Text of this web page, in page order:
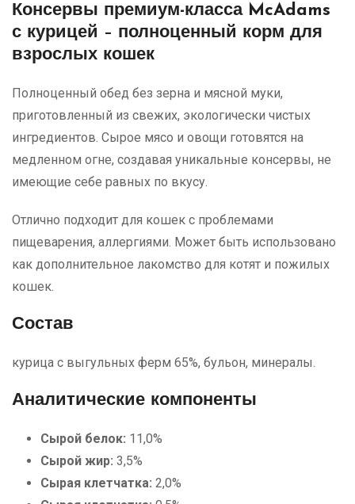
Консервы премиум-класса McAdams
с курицей – полноценный корм для
взрослых кошек
Полноценный обед без зерна и мясной муки,
приготовленный из свежих, экологически чистых
ингредиентов. Сырое мясо и овощи готовятся на
медленном огне, создавая уникальные консервы, не
имеющие себе равных по вкусу.
Отлично подходит для кошек с проблемами
пищеварения, аллергиями. Может быть использовано
как дополнительное лакомство для котят и пожилых
кошек.
Состав
курица с выгульных ферм 65%, бульон, минералы.
Аналитические компоненты
Сырой белок: 11,0%
Сырой жир: 3,5%
Сырая клетчатка: 2,0%